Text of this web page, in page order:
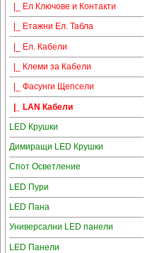
|_ Ел Ключове и Контакти
|_ Етажни Ел. Табла
|_ Ел. Кабели
|_ Клеми за Кабели
|_ Фасунги Щепсели
|_ LAN Кабели
LED Крушки
Димиращи LED Крушки
Спот Осветление
LED Пури
LED Пана
Универсални LED панели
LED Панели